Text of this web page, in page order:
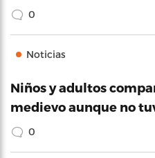
0
Noticias
Niños y adultos
medievo aunque no
0